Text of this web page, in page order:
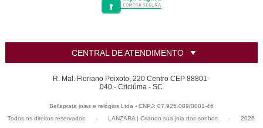
CENTRAL DE ATENDIMENTO
R. Mal. Floriano Peixoto, 220 Centro CEP 88801-
040 - Criciúma - SC
Bellaprata joias e relógios Ltda - CNPJ: 07.925.089/0001-46
Todos os direitos reservados
- LANZARA | Criando sua joia dos sonhos - 2026